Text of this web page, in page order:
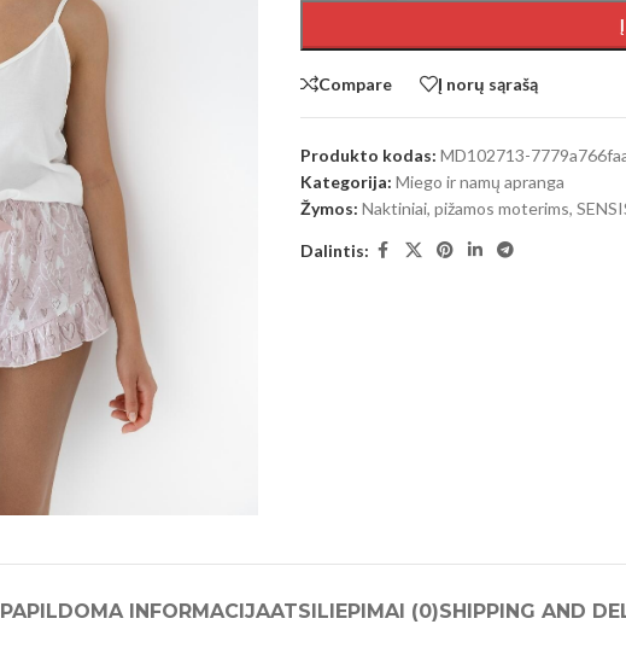
Compare Į norų sąrašą
Produkto kodas: MD102713-
Kategorija: Miego ir namų apranga
Žymos: Naktiniai, pižamos moterims,
Dalintis:
PAPILDOMA INFORMACIJAATSILIEPIMAI (0)SHIPPING AND